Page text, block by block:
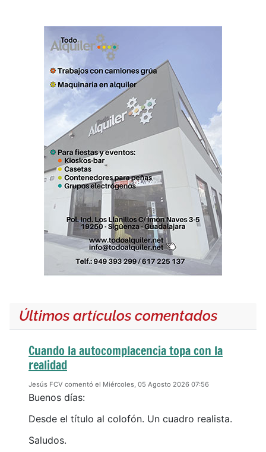
Últimos artículos comentados
Cuando la autocomplacencia topa con la
realidad
Jesús FCV comentó el Miércoles, 05 Agosto 2026 07:56
Buenos días:
Desde el título al colofón. Un cuadro realista.
Saludos.